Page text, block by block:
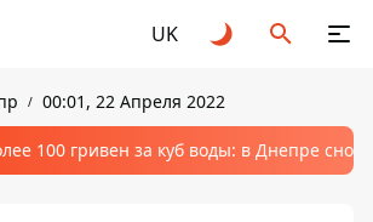
UK
00:01, 22 Апреля 2022
100 гривен за куб воды: в Днепре